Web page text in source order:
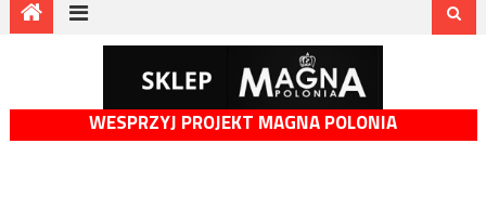
WESPRZYJ PROJEKT MAGNA POLONIA